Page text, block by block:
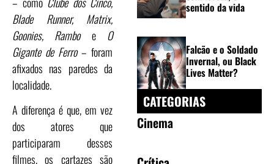
Blade Runner, Matrix,
Goonies, Ramboe O
Gigante de Ferro– foram
afixados nas paredes da
localidade.
A diferença é que, em vez
dos atores que
participaram desses
filmes, os cartazes são
sentido da vida
Falcão e o Soldado
Invernal, ou Black
Lives Matter?
CATEGORIAS
Cinema